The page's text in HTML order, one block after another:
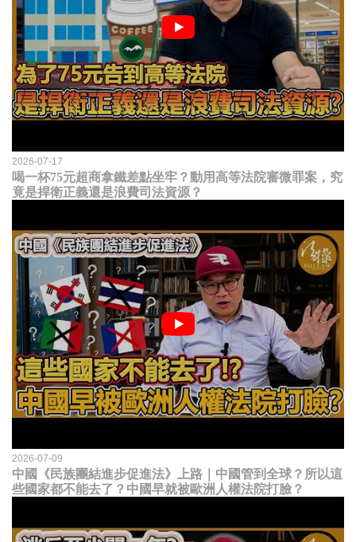
2026-07-17
喝一杯75元超商拿鐵差點坐牢？動用高等法院審微罪案，究
竟是捍衛正義還是浪費司法資源？
2026-07-09
中國《民族團結進步促進法》上路｜中國管到全球？所以這
些國家都不能去了？中國早就被歐洲人權法院打臉？